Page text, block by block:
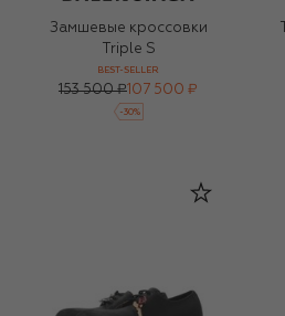
Замшевые кроссовки
Triple S
BEST-SELLER
153 500 ₽ 107 500 ₽
-30%